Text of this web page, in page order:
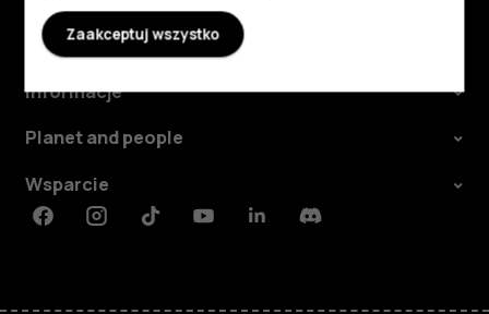
Poznaj
Informacje
Planet and people
Wsparcie
FacebookInstagramTiktokYoutubeLinkedinDiscord
Zaakceptuj wszystko